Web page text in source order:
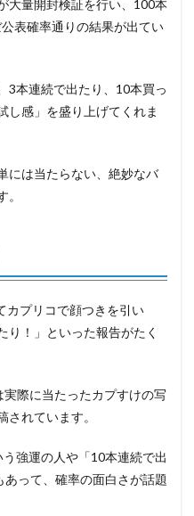
大量開封検証を行い、100本
表確率通りの結果が出てい
3本連続で出たり、10本買っ
し感」を盛り上げてくれま
には当たらない、絶妙なバ
カプリコで顔つきを引い
り！」といった報告がたく
際に当たったカプすけの写
れています。
強運の人や「10本連続で出
って、確率の面白さが話題